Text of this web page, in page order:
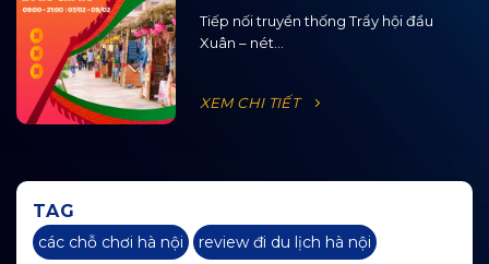
2025
Tiếp nối truyền thống Trẩy hội đầu
Xuân – nét...
XEM CHI TIẾT
TAG
các chỗ chơi hà nội review đi du lịch hà nội